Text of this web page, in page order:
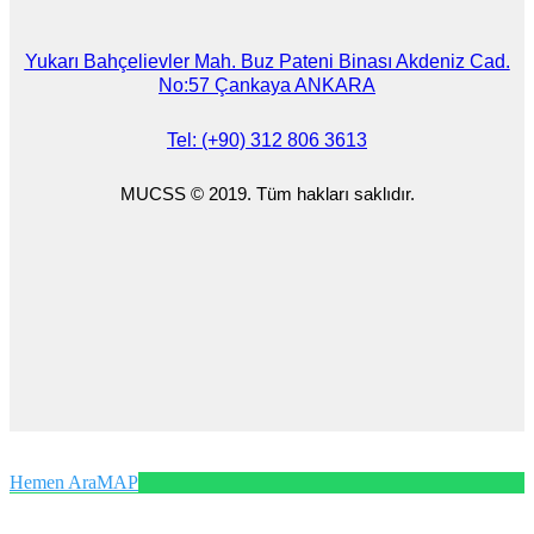
Yukarı Bahçelievler Mah. Buz Pateni Binası Akdeniz Cad.
No:57 Çankaya ANKARA
Tel: (+90) 312 806 3613
MUCSS © 2019. Tüm hakları saklıdır.
Hemen AraMAP